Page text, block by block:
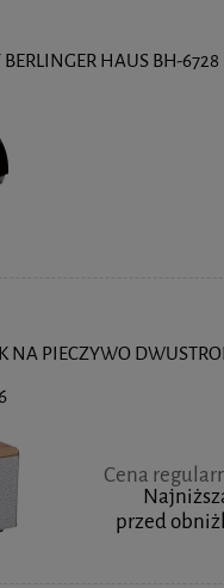
HAUS BH-6728
NA PIECZYWO
Cena
przed